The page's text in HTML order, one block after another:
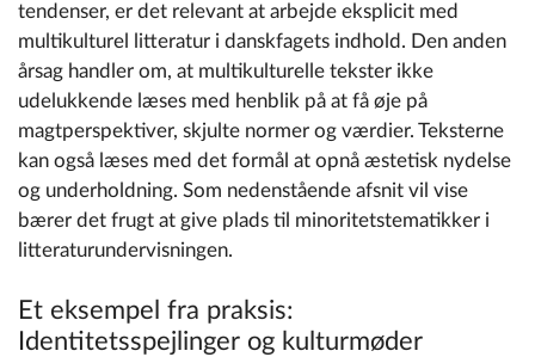
tendenser, er det relevant at arbejde eksplicit med
multikulturel litteratur i danskfagets indhold. Den anden
årsag handler om, at multikulturelle tekster ikke
udelukkende læses med henblik på at få øje på
magtperspektiver, skjulte normer og værdier. Teksterne
kan også læses med det formål at opnå æstetisk nydelse
og underholdning. Som nedenstående afsnit vil vise
bærer det frugt at give plads til minoritetstematikker i
litteraturundervisningen.
Et eksempel fra praksis:
Identitetsspejlinger og kulturmøder